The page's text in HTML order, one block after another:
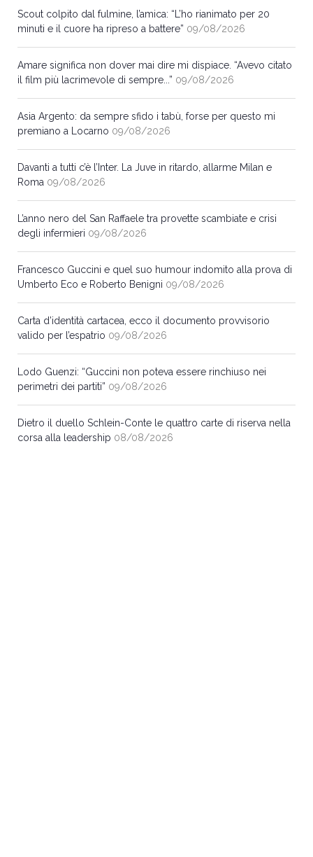
Scout colpito dal fulmine, l’amica: “L’ho rianimato per 20
minuti e il cuore ha ripreso a battere” 09/08/2026
Amare significa non dover mai dire mi dispiace. “Avevo citato
il film più lacrimevole di sempre...” 09/08/2026
Asia Argento: da sempre sfido i tabù, forse per questo mi
premiano a Locarno 09/08/2026
Davanti a tutti c’è l’Inter. La Juve in ritardo, allarme Milan e
Roma 09/08/2026
L’anno nero del San Raffaele tra provette scambiate e crisi
degli infermieri 09/08/2026
Francesco Guccini e quel suo humour indomito alla prova di
Umberto Eco e Roberto Benigni 09/08/2026
Carta d’identità cartacea, ecco il documento provvisorio
valido per l’espatrio 09/08/2026
Lodo Guenzi: “Guccini non poteva essere rinchiuso nei
perimetri dei partiti” 09/08/2026
Dietro il duello Schlein-Conte le quattro carte di riserva nella
corsa alla leadership 08/08/2026